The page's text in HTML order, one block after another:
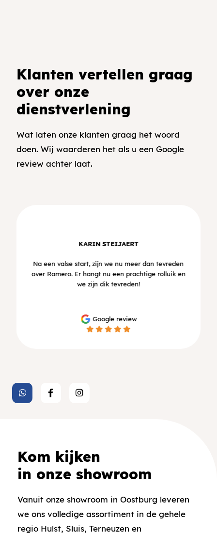
Klanten vertellen graag
over onze
dienstverlening
Wat laten onze klanten graag het woord
doen. Wij waarderen het als u een Google
review achter laat.
KARIN STEIJAERT
Na een valse start, zijn we nu meer dan tevreden
over Ramero. Er hangt nu een prachtige rolluik en
we zijn dik tevreden!
Google review
Kom kijken
in onze showroom
Vanuit onze showroom in Oostburg leveren
we ons volledige assortiment in de gehele
regio Hulst, Sluis, Terneuzen en